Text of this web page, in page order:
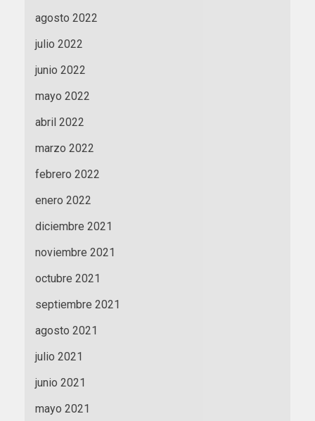
agosto 2022
julio 2022
junio 2022
mayo 2022
abril 2022
marzo 2022
febrero 2022
enero 2022
diciembre 2021
noviembre 2021
octubre 2021
septiembre 2021
agosto 2021
julio 2021
junio 2021
mayo 2021